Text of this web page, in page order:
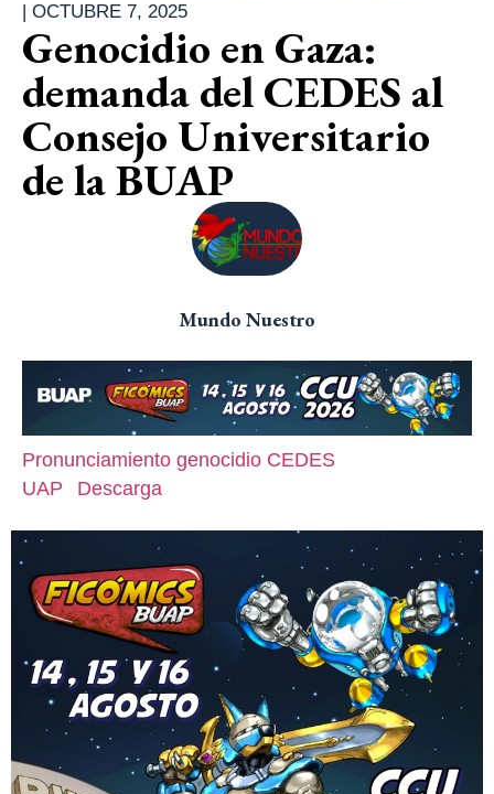
| OCTUBRE 7, 2025
Genocidio en Gaza:
demanda del CEDES al
Consejo Universitario
de la BUAP
Mundo Nuestro
Pronunciamiento genocidio CEDES
UAP
Descarga